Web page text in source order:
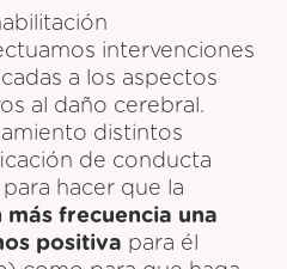
intervenciones
a los aspectos
al daño cerebral.
distintos
de conducta
hacer que la
más frecuencia una
positiva para él